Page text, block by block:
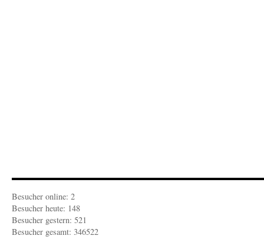
Besucher online: 2
Besucher heute: 148
Besucher gestern: 521
Besucher gesamt: 346522